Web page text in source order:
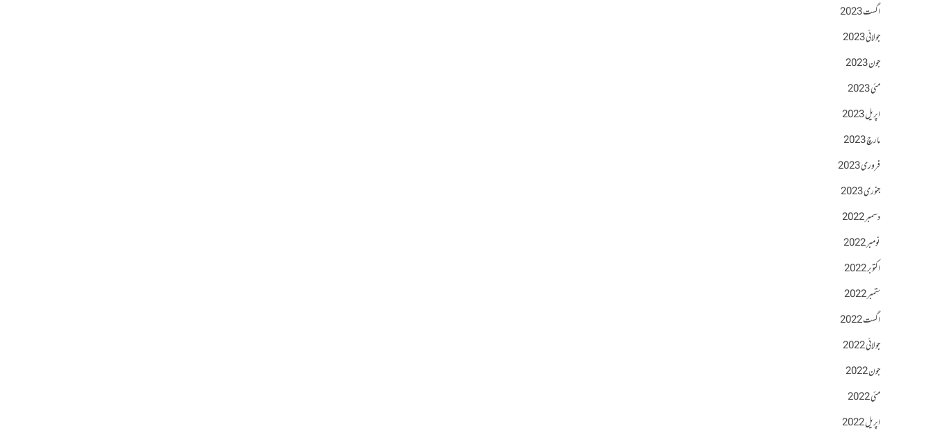
اگست 2023
جولائی 2023
جون 2023
مئی 2023
اپریل 2023
مارچ 2023
فروری 2023
جنوری 2023
دسمبر 2022
نومبر 2022
اکتوبر 2022
ستمبر 2022
اگست 2022
جولائی 2022
جون 2022
مئی 2022
اپریل 2022